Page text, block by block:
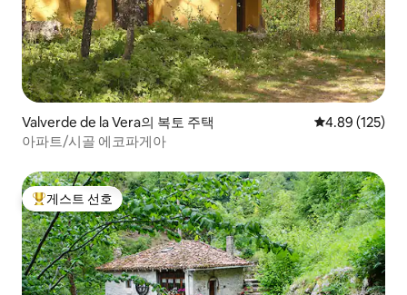
Valverde de la Vera의 복토 주택 평점 4.89점(5
4.89 (125)
아파트/시골 에코파게아
상위 게스트 선호
게스트 선호